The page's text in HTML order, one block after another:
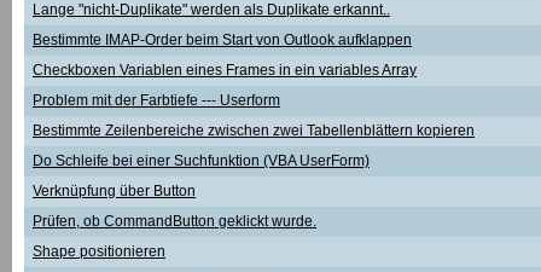
Lange "nicht-Duplikate" werden als Duplikate erkannt..
Bestimmte IMAP-Order beim Start von Outlook aufklappen
Checkboxen Variablen eines Frames in ein variables Array
Problem mit der Farbtiefe --- Userform
Bestimmte Zeilenbereiche zwischen zwei Tabellenblättern kopieren
Do Schleife bei einer Suchfunktion (VBA UserForm)
Verknüpfung über Button
Prüfen, ob CommandButton geklickt wurde.
Shape positionieren